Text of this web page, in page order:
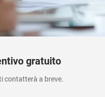
gratuito
contatterà a breve.